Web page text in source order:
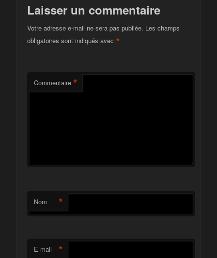
Laisser un commentaire
Votre adresse e-mail ne sera pas publiée. Les champs
obligatoires sont indiqués avec*
Commentaire *
Nom *
E-mail *